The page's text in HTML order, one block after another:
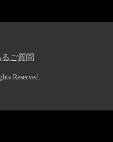
ご質問
Reserved.